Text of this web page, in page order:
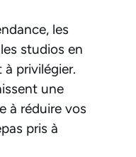
les
studios en
privilégier.
une
à réduire vos
pris à